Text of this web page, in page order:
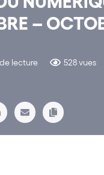
–
lecture 528 vues